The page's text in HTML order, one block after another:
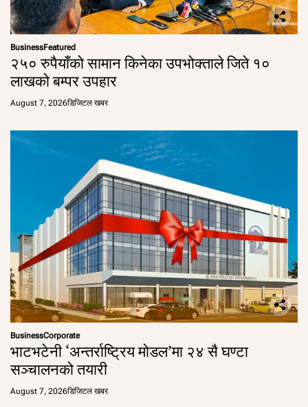
BusinessFeatured
२५० रुपैयाँको सामान किनेका उपभोक्ताले जिते १०
लाखको बम्पर उपहार
August 7, 2026डिजिटल खबर
BusinessCorporate
भाटभटेनी ‘अन्तर्राष्ट्रिय मोडल’मा २४ सै घण्टा
सञ्चालनको तयारी
August 7, 2026डिजिटल खबर